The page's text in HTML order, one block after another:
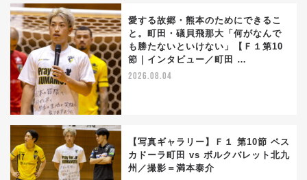
愛する故郷・熊本のためにできるこ
と。町田・礒貝飛那大「何がなんで
も勝たないといけない」【Ｆ１第10
節｜インタビュー／町田 …
2026.08.04
【写真ギャラリー】Ｆ１ 第10節 ペス
カドーラ町田 vs ボルクバレット北九
州／撮影＝満本泰介